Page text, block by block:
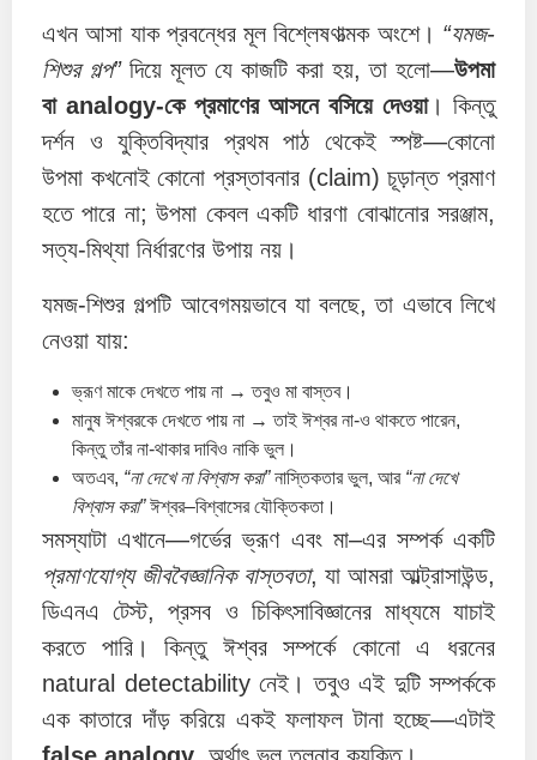
এখন আসা যাক প্রবন্ধের মূল বিশ্লেষণাত্মক অংশে। “যমজ-
শিশুর গল্প”দিয়ে মূলত যে কাজটি করা হয়, তা হলো—উপমা
বা analogy-কে প্রমাণের আসনে বসিয়ে দেওয়া। কিন্তু
দর্শন ও যুক্তিবিদ্যার প্রথম পাঠ থেকেই স্পষ্ট—কোনো
উপমা কখনোই কোনো প্রস্তাবনার (claim) চূড়ান্ত প্রমাণ
হতে পারে না; উপমা কেবল একটি ধারণা বোঝানোর সরঞ্জাম,
সত্য-মিথ্যা নির্ধারণের উপায় নয়।
যমজ-শিশুর গল্পটি আবেগময়ভাবে যা বলছে, তা এভাবে লিখে
নেওয়া যায়:
ভ্রূণ মাকে দেখতে পায় না → তবুও মা বাস্তব।
মানুষ ঈশ্বরকে দেখতে পায় না → তাই ঈশ্বর না-ও থাকতে পারেন,
কিন্তু তাঁর না-থাকার দাবিও নাকি ভুল।
অতএব, “না দেখে না বিশ্বাস করা”নাস্তিকতার ভুল, আর “না দেখে
বিশ্বাস করা”ঈশ্বর–বিশ্বাসের যৌক্তিকতা।
সমস্যাটা এখানে—গর্ভের ভ্রূণ এবং মা–এর সম্পর্ক একটি
প্রমাণযোগ্য জীববৈজ্ঞানিক বাস্তবতা, যা আমরা আল্ট্রাসাউন্ড,
ডিএনএ টেস্ট, প্রসব ও চিকিৎসাবিজ্ঞানের মাধ্যমে যাচাই
করতে পারি। কিন্তু ঈশ্বর সম্পর্কে কোনো এ ধরনের
natural detectability নেই। তবুও এই দুটি সম্পর্ককে
এক কাতারে দাঁড় করিয়ে একই ফলাফল টানা হচ্ছে—এটাই